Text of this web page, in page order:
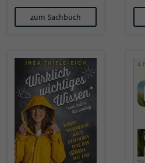
dem Tierreich
zum Sachbuch